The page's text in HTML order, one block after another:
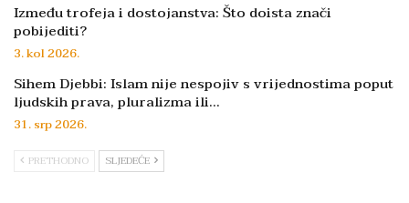
Između trofeja i dostojanstva: Što doista znači
pobijediti?
3. kol 2026.
Sihem Djebbi: Islam nije nespojiv s vrijednostima poput
ljudskih prava, pluralizma ili…
31. srp 2026.
PRETHODNO SLJEDEĆE